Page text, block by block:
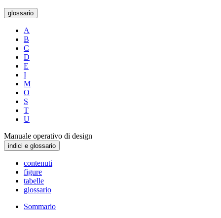
glossario
A
B
C
D
E
I
M
O
S
T
U
Manuale operativo di design
indici e glossario
contenuti
figure
tabelle
glossario
Sommario